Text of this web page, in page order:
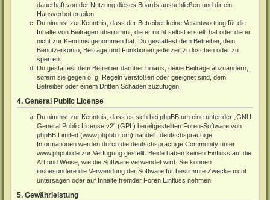
dauerhaft von der Nutzung dieses Boards ausschließen und dir ein
Hausverbot erteilen.
Du nimmst zur Kenntnis, dass der Betreiber keine Verantwortung für die
Inhalte von Beiträgen übernimmt, die er nicht selbst erstellt hat oder die er
nicht zur Kenntnis genommen hat. Du gestattest dem Betreiber, dein
Benutzerkonto, Beiträge und Funktionen jederzeit zu löschen oder zu
sperren.
Du gestattest dem Betreiber darüber hinaus, deine Beiträge abzuändern,
sofern sie gegen o. g. Regeln verstoßen oder geeignet sind, dem
Betreiber oder einem Dritten Schaden zuzufügen.
4. General Public License
Du nimmst zur Kenntnis, dass es sich bei phpBB um eine unter der „GNU
General Public License v2“ (GPL) bereitgestellten Foren-Software von
phpBB Limited (www.phpbb.com) handelt; deutschsprachige
Informationen werden durch die deutschsprachige Community unter
www.phpbb.de zur Verfügung gestellt. Beide haben keinen Einfluss auf die
Art und Weise, wie die Software verwendet wird. Sie können
insbesondere die Verwendung der Software für bestimmte Zwecke nicht
untersagen oder auf Inhalte fremder Foren Einfluss nehmen.
5. Gewährleistung